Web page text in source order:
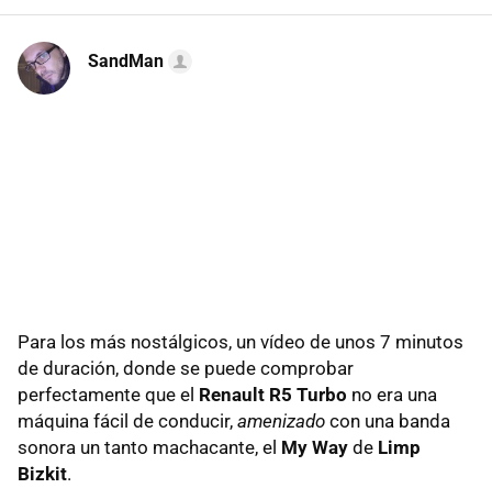
SandMan
Para los más nostálgicos, un vídeo de unos 7 minutos
de duración, donde se puede comprobar
perfectamente que el Renault R5 Turbo no era una
máquina fácil de conducir, amenizado con una banda
sonora un tanto machacante, el My Way de Limp
Bizkit.